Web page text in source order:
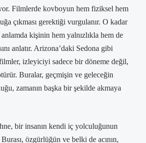
Filmlerde kovboyun hem fiziksel hem
çıkması gerektiği vurgulanır. O kadar
kişinin hem yalnızlıkla hem de
anlatır. Arizona’daki Sedona gibi
izleyiciyi sadece bir döneme değil,
Buralar, geçmişin ve geleceğin
zamanın başka bir şekilde akmaya
bir insanın kendi iç yolculuğunun
özgürlüğün ve belki de acının,